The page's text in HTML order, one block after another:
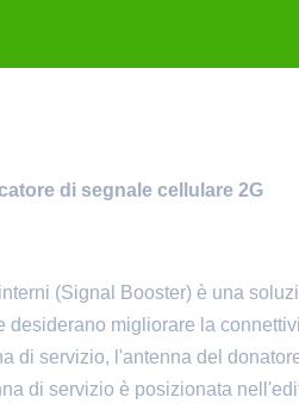
di segnale cellulare 2G
(Signal Booster) è una
migliorare la
di servizio, l'antenna del
di servizio è posizionata